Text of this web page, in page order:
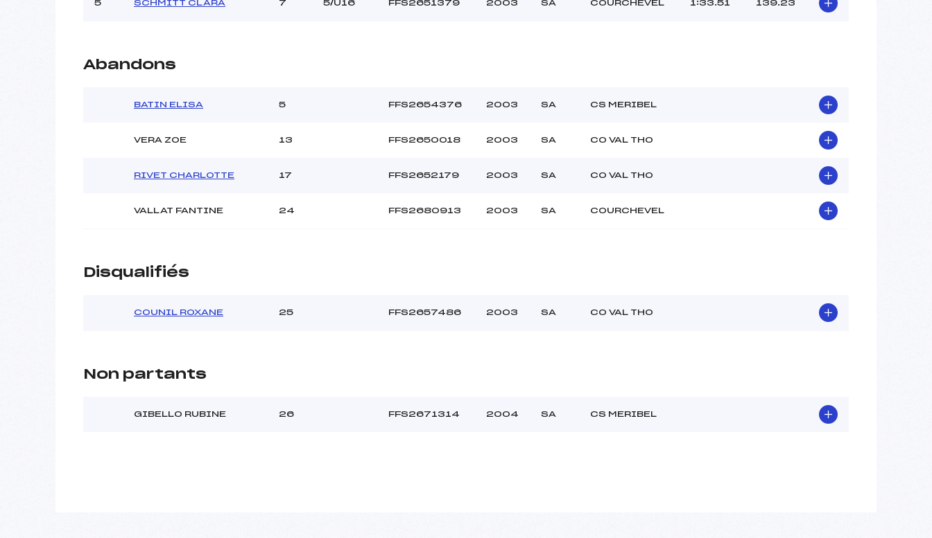
Météo :
Catégorie :
U16
5 SCHMITT CLARA 7 5/U16 FFS2651379 2003 SA COURCHEVEL 1:33.51 139.23
Abandons
BATIN ELISA 5 FFS2654376 2003 SA CS MERIBEL
VERA ZOE 13 FFS2650018 2003 SA CO VAL THO
RIVET CHARLOTTE 17 FFS2652179 2003 SA CO VAL THO
VALLAT FANTINE 24 FFS2680913 2003 SA COURCHEVEL
Disqualifiés
COUNIL ROXANE 25 FFS2657486 2003 SA CO VAL THO
Non partants
GIBELLO RUBINE 26 FFS2671314 2004 SA CS MERIBEL